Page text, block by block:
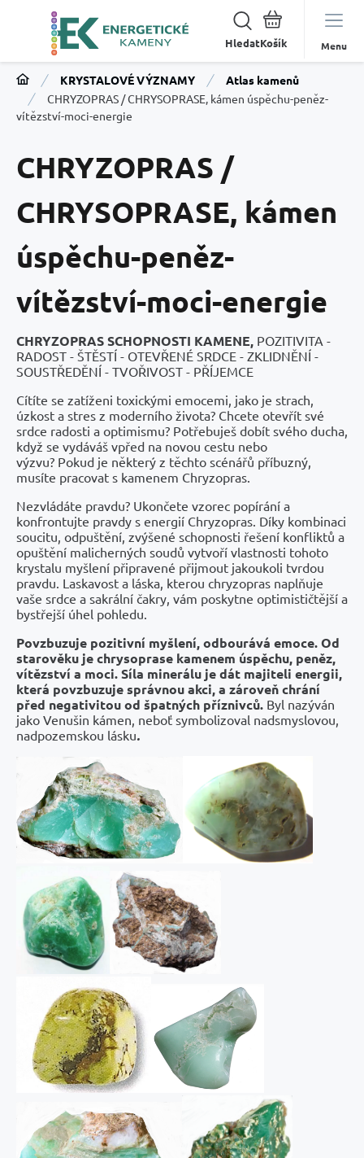
Hledat Menu
KRYSTALOVÉ VÝZNAMY
Atlas kamenů
CHRYZOPRAS / CHRYSOPRASE, kámen úspěchu-peněz-
vítězství-moci-energie
CHRYZOPRAS /
CHRYSOPRASE, kámen
úspěchu-peněz-
vítězství-moci-energie
CHRYZOPRAS SCHOPNOSTI KAMENE, POZITIVITA -
RADOST - ŠTĚSTÍ - OTEVŘENÉ SRDCE - ZKLIDNĚNÍ -
SOUSTŘEDĚNÍ - TVOŘIVOST - PŘÍJEMCE
Cítíte se zatíženi toxickými emocemi, jako je strach,
úzkost a stres z moderního života? Chcete otevřít své
srdce radosti a optimismu? Potřebuješ dobít svého ducha,
když se vydáváš vpřed na novou cestu nebo
výzvu? Pokud je některý z těchto scénářů příbuzný,
musíte pracovat s kamenem Chryzopras.
Nezvládáte pravdu? Ukončete vzorec popírání a
konfrontujte pravdy s energií Chryzopras. Díky kombinaci
soucitu, odpuštění, zvýšené schopnosti řešení konfliktů a
opuštění malicherných soudů vytvoří vlastnosti tohoto
krystalu myšlení připravené přijmout jakoukoli tvrdou
pravdu. Laskavost a láska, kterou chryzopras naplňuje
vaše srdce a sakrální čakry, vám poskytne optimističtější a
bystřejší úhel pohledu.
Povzbuzuje pozitivní myšlení, odbourává emoce.Od
starověku je chrysoprase kamenem úspěchu, peněz,
vítězství a moci. Síla minerálu je dát majiteli energii,
která povzbuzuje správnou akci, a zároveň chrání
před negativitou od špatných příznivců. Byl nazýván
jako Venušin kámen, neboť symbolizoval nadsmyslovou,
nadpozemskou lásku.